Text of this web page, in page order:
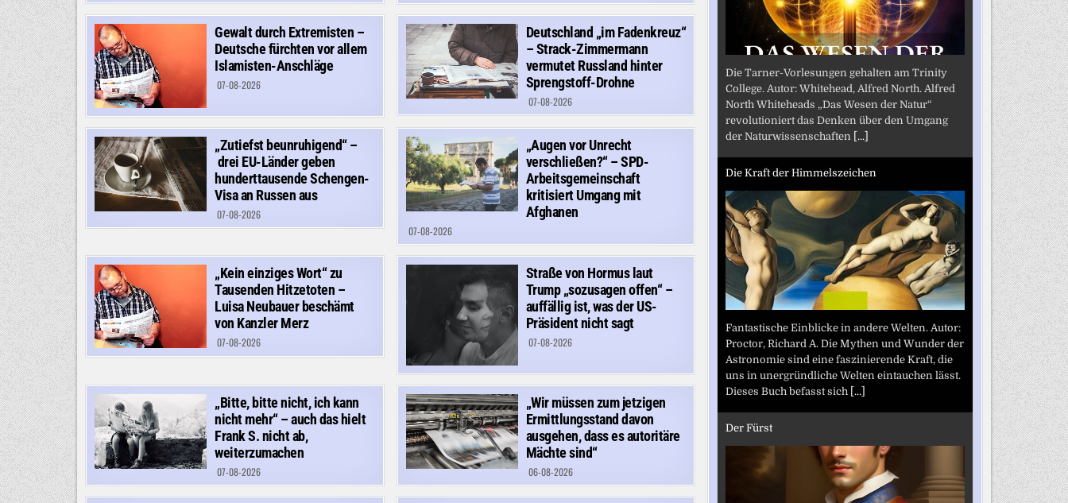
Gewalt durch Extremisten –
Deutsche fürchten vor allem
Islamisten-Anschläge
07-08-2026
Deutschland „im Fadenkreuz“
– Strack-Zimmermann
vermutet Russland hinter
Sprengstoff-Drohne
07-08-2026
„Zutiefst beunruhigend“ –
drei EU-Länder geben
hunderttausende Schengen-
Visa an Russen aus
07-08-2026
„Augen vor Unrecht
verschließen?“ – SPD-
Arbeitsgemeinschaft
kritisiert Umgang mit
Afghanen
07-08-2026
„Kein einziges Wort“ zu
Tausenden Hitzetoten –
Luisa Neubauer beschämt
von Kanzler Merz
07-08-2026
Straße von Hormus laut
Trump „sozusagen offen“ –
auffällig ist, was der US-
Präsident nicht sagt
07-08-2026
„Bitte, bitte nicht, ich kann
nicht mehr“ – auch das hielt
Frank S. nicht ab,
weiterzumachen
07-08-2026
„Wir müssen zum jetzigen
Ermittlungsstand davon
ausgehen, dass es autoritäre
Mächte sind“
06-08-2026
Die Tarner-Vorlesungen gehalten am Trinity
College. Autor: Whitehead, Alfred North. Alfred
North Whiteheads „Das Wesen der Natur“
revolutioniert das Denken über den Umgang
der Naturwissenschaften [...]
Die Kraft der Himmelszeichen
Fantastische Einblicke in andere Welten. Autor:
Proctor, Richard A. Die Mythen und Wunder der
Astronomie sind eine faszinierende Kraft, die
uns in unergründliche Welten eintauchen lässt.
Dieses Buch befasst sich [...]
Der Fürst